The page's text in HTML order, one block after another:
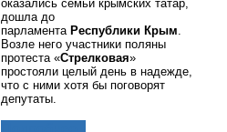
оказались семьи крымских татар,
дошла до
парламента Республики Крым.
Возле него участники поляны
протеста «Стрелковая»
простояли целый день в надежде,
что с ними хотя бы поговорят
депутаты.